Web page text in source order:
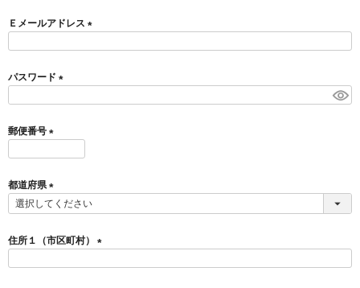
須
)
Ｅメールアドレス
)
パスワード
)
郵便番号
須
)
都道府県
(
須
)
住所１（市区町村）